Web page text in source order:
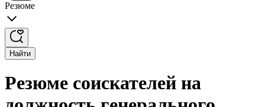
Резюме
Найти
Резюме соискателей на